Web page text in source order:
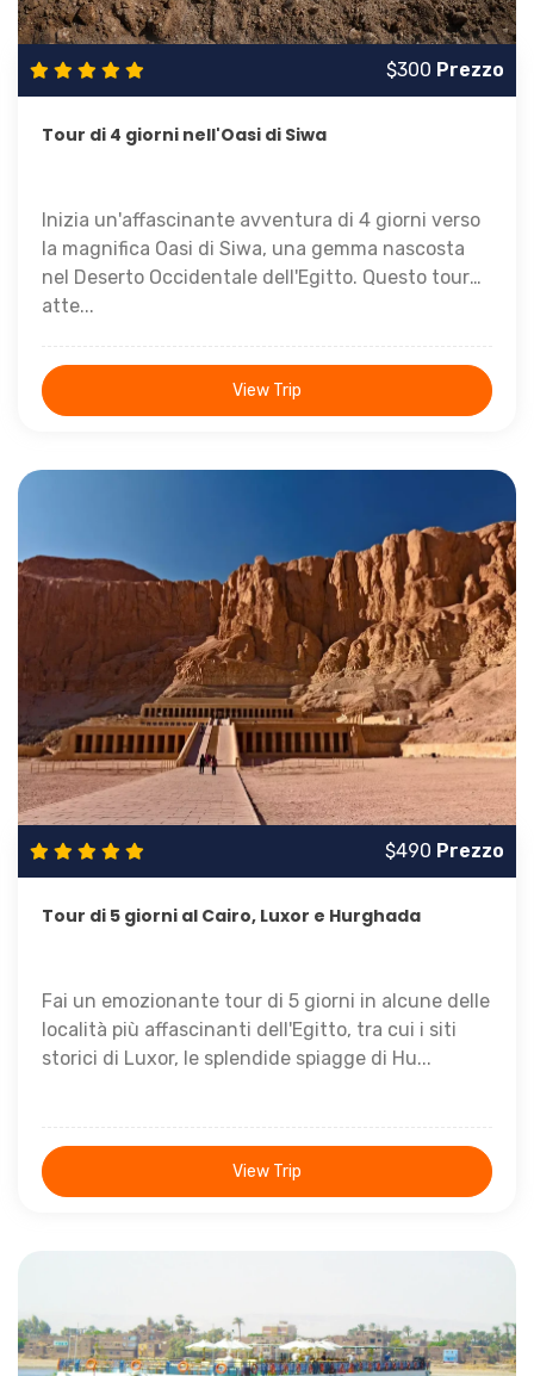
$300 Prezzo
Tour di 4 giorni nell'Oasi di Siwa
Inizia un'affascinante avventura di 4 giorni verso
la magnifica Oasi di Siwa, una gemma nascosta
nel Deserto Occidentale dell'Egitto. Questo tour
atte...
View Trip
$490 Prezzo
Tour di 5 giorni al Cairo, Luxor e Hurghada
Fai un emozionante tour di 5 giorni in alcune delle
località più affascinanti dell'Egitto, tra cui i siti
storici di Luxor, le splendide spiagge di Hu...
View Trip